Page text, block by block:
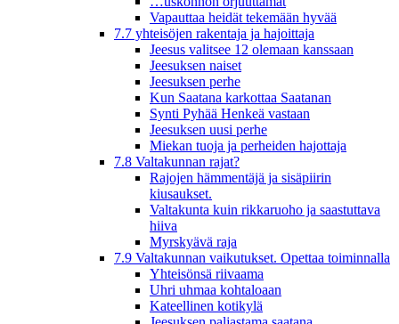
Vapauttaa heidät tekemään hyvää
7.7 yhteisöjen rakentaja ja hajoittaja
Jeesus valitsee 12 olemaan kanssaan
Jeesuksen naiset
Jeesuksen perhe
Kun Saatana karkottaa Saatanan
Synti Pyhää Henkeä vastaan
Jeesuksen uusi perhe
Miekan tuoja ja perheiden hajottaja
7.8 Valtakunnan rajat?
Rajojen hämmentäjä ja sisäpiirin
kiusaukset.
Valtakunta kuin rikkaruoho ja saastuttava
hiiva
Myrskyävä raja
7.9 Valtakunnan vaikutukset. Opettaa toiminnalla
Yhteisönsä riivaama
Uhri uhmaa kohtaloaan
Kateellinen kotikylä